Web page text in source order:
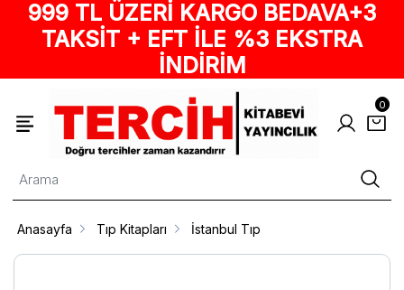
999 TL ÜZERİ KARGO BEDAVA+3
TAKSİT + EFT İLE %3 EKSTRA
İNDİRİM
0
Anasayfa Tıp Kitapları İstanbul Tıp